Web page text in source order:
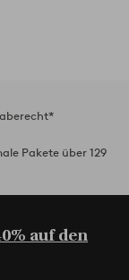
Pakete über 129
auf den